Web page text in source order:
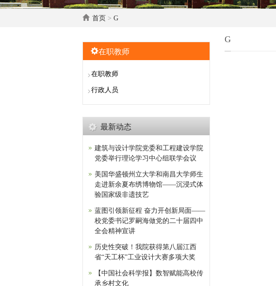
首页 > G
G
在职教师
在职教师
行政人员
最新动态
建筑与设计学院党委和工程建设学院
党委举行理论学习中心组联学会议
美国华盛顿州立大学和南昌大学师生
走进新余夏布绣博物馆——沉浸式体
验国家级非遗技艺
蓝图引领新征程 奋力开创新局面——
校党委书记罗嗣海做党的二十届四中
全会精神宣讲
历史性突破！我院获得第八届江西
省“天工杯”工业设计大赛多项大奖
【中国社会科学报】数智赋能高校传
承乡村文化